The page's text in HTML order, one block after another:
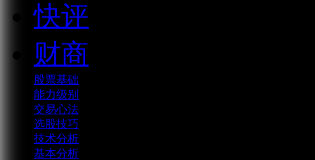
快评
财商
股票基础
能力级别
交易心法
选股技巧
技术分析
基本分析